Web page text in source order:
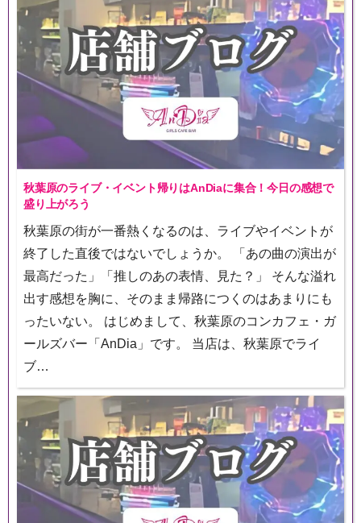
秋葉原のライブ・イベント帰りはAnDiaに集合！今日の感想で
盛り上がろう
秋葉原の街が一番熱くなるのは、ライブやイベントが
終了した直後ではないでしょうか。 「あの曲の演出が
最高だった」「推しのあの表情、見た？」 そんな溢れ
出す感想を胸に、そのまま帰路につくのはあまりにも
ったいない。 はじめまして、秋葉原のコンカフェ・ガ
ールズバー「AnDia」です。 当店は、秋葉原でライ
ブ…